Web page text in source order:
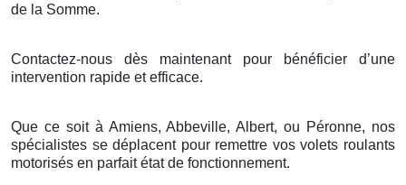
de la Somme.
Contactez-nous dès maintenant pour bénéficier d’une
intervention rapide et efficace.
Que ce soit à Amiens, Abbeville, Albert, ou Péronne, nos
spécialistes se déplacent pour remettre vos volets roulants
motorisés en parfait état de fonctionnement.